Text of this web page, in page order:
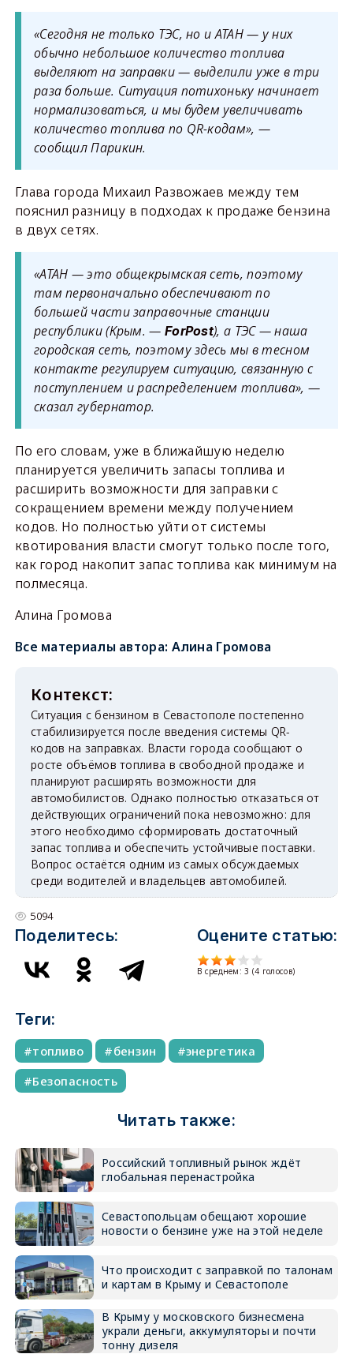
«Сегодня не только ТЭС, но и АТАН — у них
обычно небольшое количество топлива
выделяют на заправки — выделили уже в три
раза больше. Ситуация потихоньку начинает
нормализоваться, и мы будем увеличивать
количество топлива по QR-кодам», —
сообщил Парикин.
Глава города Михаил Развожаев между тем
пояснил разницу в подходах к продаже бензина
в двух сетях.
«АТАН — это общекрымская сеть, поэтому
там первоначально обеспечивают по
большей части заправочные станции
республики (Крым. — ForPost), а ТЭС — наша
городская сеть, поэтому здесь мы в тесном
контакте регулируем ситуацию, связанную с
поступлением и распределением топлива», —
сказал губернатор.
По его словам, уже в ближайшую неделю
планируется увеличить запасы топлива и
расширить возможности для заправки с
сокращением времени между получением
кодов. Но полностью уйти от системы
квотирования власти смогут только после того,
как город накопит запас топлива как минимум на
полмесяца.
Алина Громова
Все материалы автора: Алина Громова
Ситуация с бензином в Севастополе постепенно
стабилизируется после введения системы QR-
кодов на заправках. Власти города сообщают о
росте объёмов топлива в свободной продаже и
планируют расширять возможности для
автомобилистов. Однако полностью отказаться от
действующих ограничений пока невозможно: для
этого необходимо сформировать достаточный
запас топлива и обеспечить устойчивые поставки.
Вопрос остаётся одним из самых обсуждаемых
среди водителей и владельцев автомобилей.
5094
Поделитесь: Оцените статью:
В среднем:3 (4 голосов)
Теги:
топливо бензин
энергетика
Безопасность
Читать также:
Российский топливный рынок ждёт
глобальная перенастройка
Севастопольцам обещают хорошие
новости о бензине уже на этой неделе
Что происходит с заправкой по талонам
и картам в Крыму и Севастополе
В Крыму у московского бизнесмена
украли деньги, аккумуляторы и почти
тонну дизеля